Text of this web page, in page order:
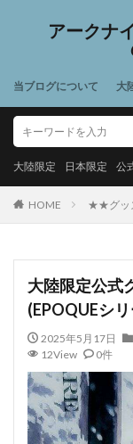
アークナ
当ブログについて 大
大陸限定 日本限定 公
HOME ★★グッ
大陸限定公式
(EPOQUEシ
2025年5月17日
12View
0件